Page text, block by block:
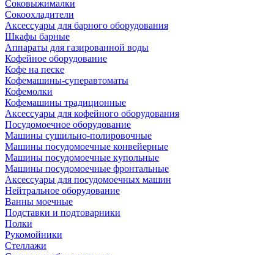
Соковыжималки
Сокоохладители
Аксессуары для барного оборудования
Шкафы барные
Аппараты для газированной воды
Кофейное оборудование
Кофе на песке
Кофемашины-суперавтоматы
Кофемолки
Кофемашины традиционные
Аксессуары для кофейного оборудования
Посудомоечное оборудование
Машины сушильно-полировочные
Машины посудомоечные конвейерные
Машины посудомоечные купольные
Машины посудомоечные фронтальные
Аксессуары для посудомоечных машин
Нейтральное оборудование
Ванны моечные
Подставки и подтоварники
Полки
Рукомойники
Стеллажи